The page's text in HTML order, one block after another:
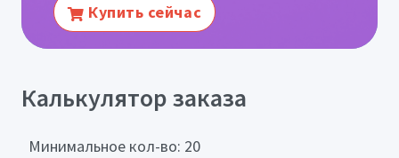
Купить сейчас
Калькулятор заказа
Минимальное кол-во: 20